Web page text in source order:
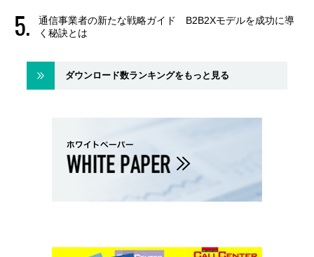
通信事業者の新たな戦略ガイド B2B2Xモデルを成功に導
く秘訣とは
ダウンロード数ランキングをもっと見る